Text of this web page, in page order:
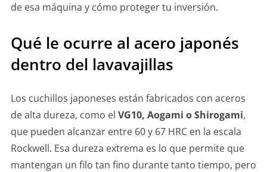
de esa máquina y cómo proteger tu inversión.
Qué le ocurre al acero japonés
dentro del lavavajillas
Los cuchillos japoneses están fabricados con aceros
de alta dureza, como el VG10, Aogami o Shirogami,
que pueden alcanzar entre 60 y 67 HRC en la escala
Rockwell. Esa dureza extrema es lo que permite que
mantengan un filo tan fino durante tanto tiempo, pero